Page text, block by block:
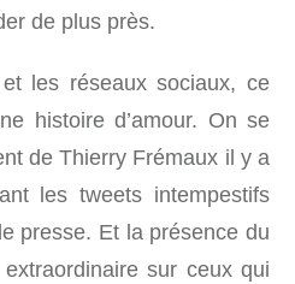
de plus près.
les réseaux sociaux, ce
histoire d’amour. On se
de Thierry Frémaux il y a
les tweets intempestifs
presse. Et la présence du
sur ceux qui